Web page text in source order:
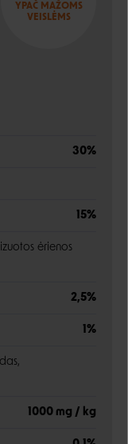
YPAČ MAŽOMS
VEISLĖMS
30%
15%
ėrienos
2,5%
1%
1000 mg / kg